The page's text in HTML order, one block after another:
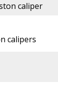
caliper
calipers